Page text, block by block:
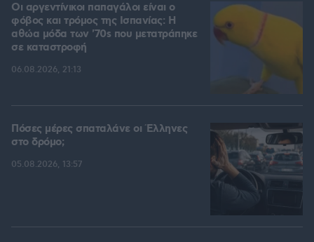
Οι αργεντίνικοι παπαγάλοι είναι ο
φόβος και τρόμος της Ισπανίας: Η
αθώα μόδα των '70s που μετατράπηκε
σε καταστροφή
06.08.2026, 21:13
Πόσες μέρες σπαταλάνε οι Έλληνες
στο δρόμο;
05.08.2026, 13:57